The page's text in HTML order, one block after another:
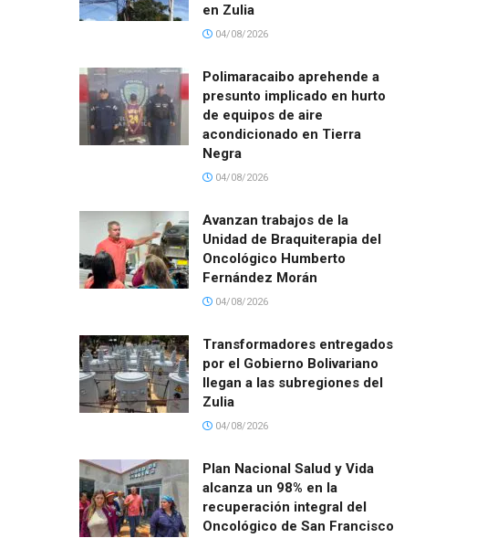
en Zulia
04/08/2026
Polimaracaibo aprehende a
presunto implicado en hurto
de equipos de aire
acondicionado en Tierra
Negra
04/08/2026
Avanzan trabajos de la
Unidad de Braquiterapia del
Oncológico Humberto
Fernández Morán
04/08/2026
Transformadores entregados
por el Gobierno Bolivariano
llegan a las subregiones del
Zulia
04/08/2026
Plan Nacional Salud y Vida
alcanza un 98% en la
recuperación integral del
Oncológico de San Francisco